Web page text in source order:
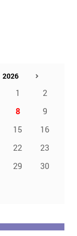
1
2
8
9
15
16
22
23
29
30